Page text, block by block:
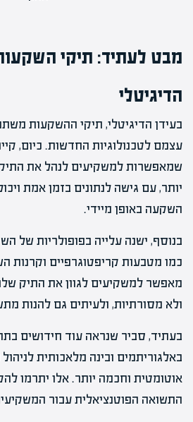
מבט לעתיד: תיקי
הדיגיטלי
בעידן הדיגיטלי, תיקי ההשקעות
עצמם לטכנולוגיות החדשות. כיום,
שמאפשרות למשקיעים לנהל את
יותר, עם גישה לנתונים בזמן אמת
השקעה באופן מיידי.
בנוסף, ישנה עלייה בפופולריות של
כמו מטבעות קריפטוגרפיים וקרנות
מאפשר למשקיעים לגוון את התיק
ולא מסורתיות, ולעיתים גם להנות
בעתיד, סביר שנראה עוד חידושים
באלגוריתמים ובינה מלאכותית
אוטומטית וחכמה יותר. אלו יתרמו
התשואה הפוטנציאלית עבור